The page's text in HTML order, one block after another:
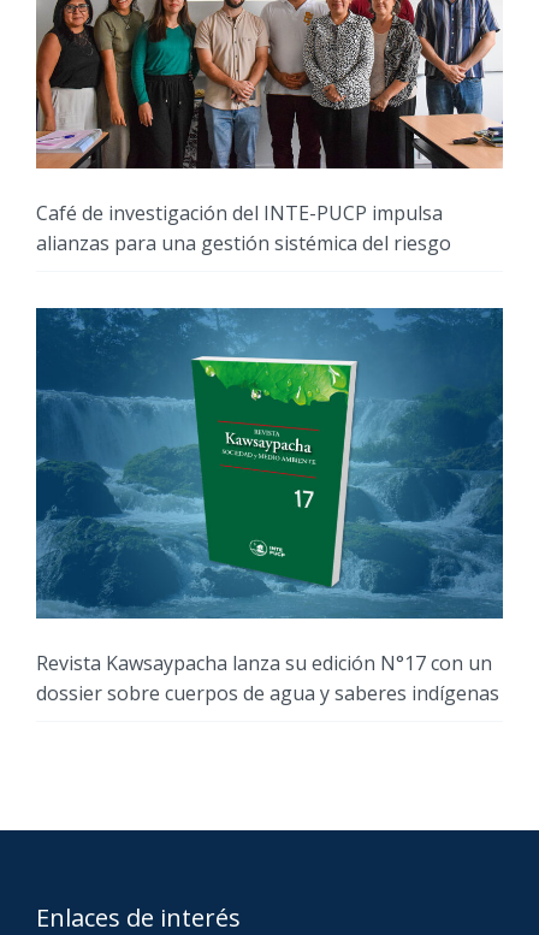
Café de investigación del INTE-PUCP impulsa
alianzas para una gestión sistémica del riesgo
Revista Kawsaypacha lanza su edición N°17 con un
dossier sobre cuerpos de agua y saberes indígenas
Enlaces de interés